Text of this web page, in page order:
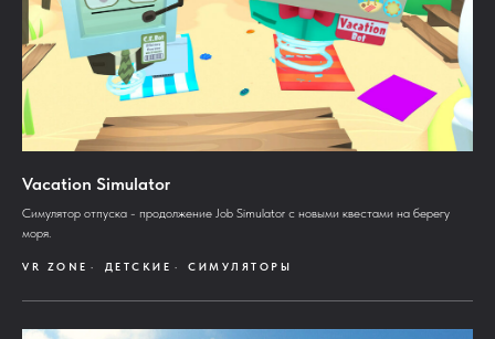
Vacation Simulator
Симулятор отпуска - продолжение Job Simulator с новыми квестами на берегу
моря.
VR ZONE ДЕТСКИЕ СИМУЛЯТОРЫ